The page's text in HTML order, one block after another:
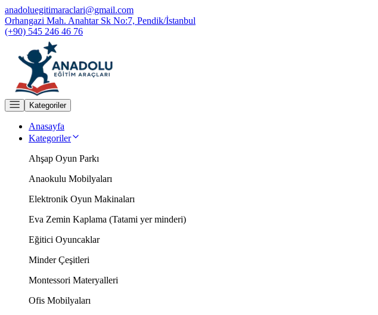
anadoluegitimaraclari@gmail.com
Orhangazi Mah. Anahtar Sk No:7, Pendik/İstanbul
(+90) 545 246 46 76
Kategoriler
Anasayfa
Kategoriler
Ahşap Oyun Parkı
Anaokulu Mobilyaları
Elektronik Oyun Makinaları
Eva Zemin Kaplama (Tatami yer minderi)
Eğitici Oyuncaklar
Minder Çeşitleri
Montessori Materyalleri
Ofis Mobilyaları